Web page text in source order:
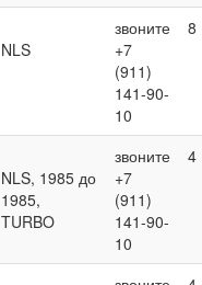
NLS
звоните
+7
(911)
141-90-
10
8
NLS, 1985 до
1985,
TURBO
звоните
+7
(911)
141-90-
10
4